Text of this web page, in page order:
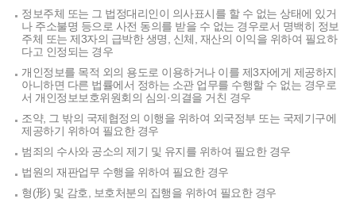
정보주체 또는 그 법정대리인이 의사표시를 할 수 없는 상태에 있거
나 주소불명 등으로 사전 동의를 받을 수 없는 경우로서 명백히 정보
주체 또는 제3자의 급박한 생명, 신체, 재산의 이익을 위하여 필요하
다고 인정되는 경우
개인정보를 목적 외의 용도로 이용하거나 이를 제3자에게 제공하지
아니하면 다른 법률에서 정하는 소관 업무를 수행할 수 없는 경우로
서 개인정보보호위원회의 심의·의결을 거친 경우
조약, 그 밖의 국제협정의 이행을 위하여 외국정부 또는 국제기구에
제공하기 위하여 필요한 경우
범죄의 수사와 공소의 제기 및 유지를 위하여 필요한 경우
법원의 재판업무 수행을 위하여 필요한 경우
형(形) 및 감호, 보호처분의 집행을 위하여 필요한 경우